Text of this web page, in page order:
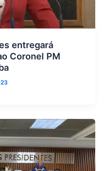
entregará
Coronel PM